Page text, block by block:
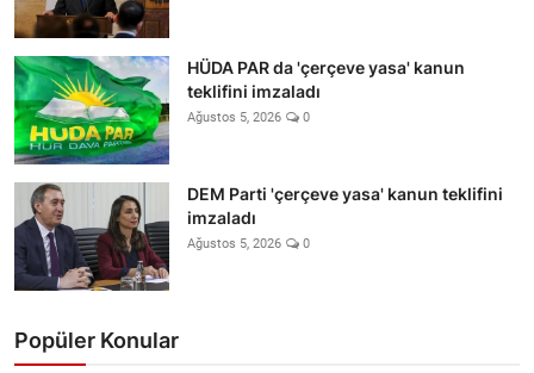
HÜDA PAR da 'çerçeve yasa' kanun
teklifini imzaladı
Ağustos 5, 2026 0
DEM Parti 'çerçeve yasa' kanun teklifini
imzaladı
Ağustos 5, 2026 0
Popüler Konular